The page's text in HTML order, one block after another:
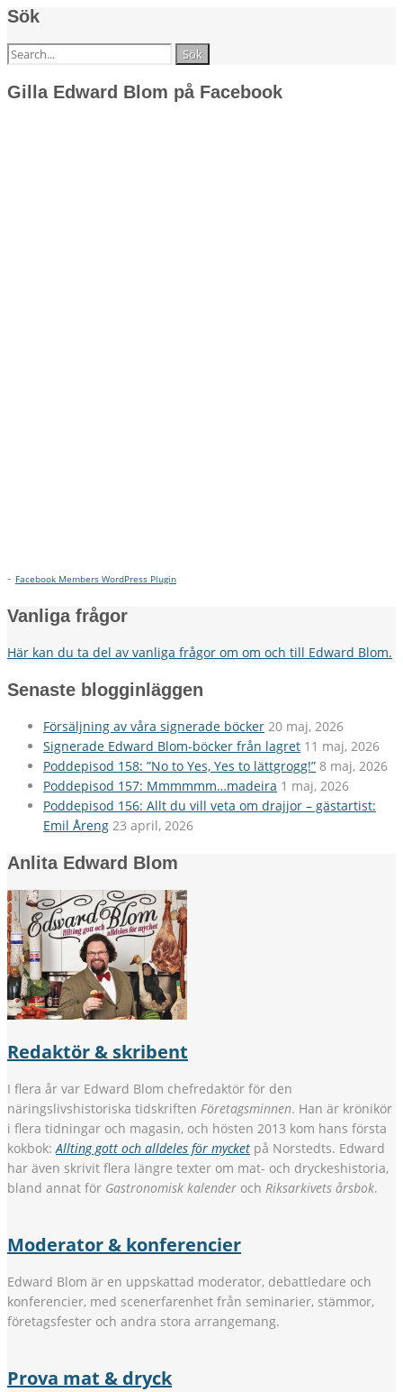
Sök
Sök
Gilla Edward Blom på Facebook
- Facebook Members WordPress Plugin
Vanliga frågor
Här kan du ta del av vanliga frågor om om och till Edward Blom.
Senaste blogginläggen
Försäljning av våra signerade böcker 20 maj, 2026
Signerade Edward Blom-böcker från lagret 11 maj, 2026
Poddepisod 158: ”No to Yes, Yes to lättgrogg!” 8 maj, 2026
Poddepisod 157: Mmmmmm…madeira 1 maj, 2026
Poddepisod 156: Allt du vill veta om drajjor – gästartist:
Emil Åreng 23 april, 2026
Anlita Edward Blom
Redaktör & skribent
I flera år var Edward Blom chefredaktör för den
näringslivshistoriska tidskriften Företagsminnen. Han är krönikör
i flera tidningar och magasin, och hösten 2013 kom hans första
kokbok:Allting gott och alldeles för mycket på Norstedts. Edward
har även skrivit flera längre texter om mat- och dryckeshistoria,
bland annat för Gastronomisk kalender och Riksarkivets årsbok.
Moderator & konferencier
Edward Blom är en uppskattad moderator, debattledare och
konferencier, med scenerfarenhet från seminarier, stämmor,
företagsfester och andra stora arrangemang.
Prova mat & dryck